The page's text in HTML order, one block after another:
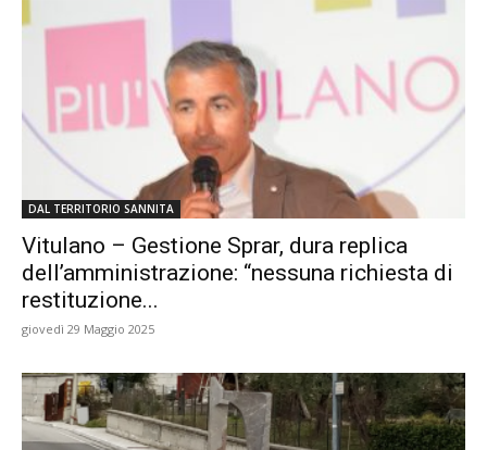
DAL TERRITORIO SANNITA
Vitulano – Gestione Sprar, dura replica
dell’amministrazione: “nessuna richiesta di
restituzione...
giovedì 29 Maggio 2025